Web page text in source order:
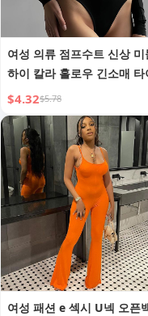
여성 의류 점프수트 신상 미
하이 칼라 홀로우 긴소매 타
$4.32$5.78
여성 패션 e 섹시 U넥 오픈